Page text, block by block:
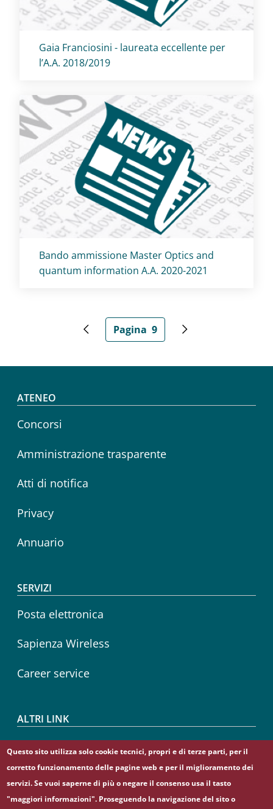
Titolo card:
Gaia Franciosini - laureata eccellente per
l’A.A. 2018/2019
Titolo card:
Bando ammissione Master Optics and
quantum information A.A. 2020-2021
Paginazione
Pagina precedentePagina attuale
Pagina 9 Pagina successiva
Footer menu
ATENEO
Concorsi
Amministrazione trasparente
Atti di notifica
Privacy
Annuario
SERVIZI
Posta elettronica
Sapienza Wireless
Career service
ALTRI LINK
CIAO
Sapienza Store
Questo sito utilizza solo cookie tecnici, propri e di terze parti, per il
corretto funzionamento delle pagine web e per il miglioramento dei
servizi. Se vuoi saperne di più o negare il consenso usa il tasto
"maggiori informazioni". Proseguendo la navigazione del sito o